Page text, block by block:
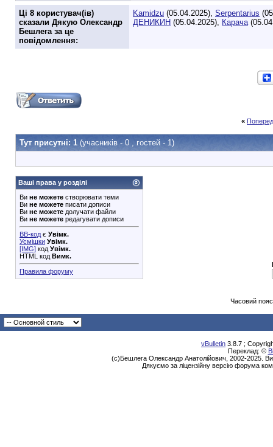
Ці 8 користувач(ів)
сказали Дякую Олександр
Бешлега за це
повідомлення:
Kamidzu (05.04.2025), Serpentarius
ДЕНИКИН (05.04.2025), Карача
«
Тут присутні: 1 (учасників - 0 , гостей - 1)
Ваші права у розділі
Ви не можете створювати теми
Ви не можете писати дописи
Ви не можете долучати файли
Ви не можете редагувати дописи
BB-код є Увімк.
Усмішки Увімк.
[IMG] код Увімк.
HTML код Вимк.
Правила форуму
Часовий
vBulletin 3.8.7 ;
Переклад: ©
(с)Бешлега Олександр Анатолійович, 2002-2025.
Дякуємо за ліцензійну версію форума